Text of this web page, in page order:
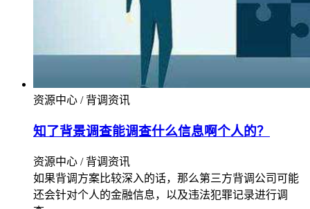
资源中心 / 背调资讯
知了背景调查能调查什么信息啊个人的？
资源中心 / 背调资讯
如果背调方案比较深入的话，那么第三方背调公司可能
还会针对个人的金融信息，以及违法犯罪记录进行调